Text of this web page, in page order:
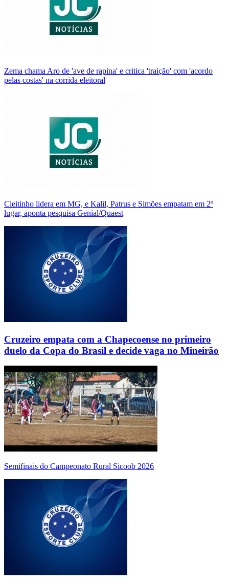
Zema chama Aro de 'ave de rapina' e critica 'traição' com 'acordo
pelas costas' na corrida eleitoral
Cleitinho lidera em MG, e Kalil, Patrus e Simões empatam em 2º
lugar, aponta pesquisa Genial/Quaest
Cruzeiro empata com a Chapecoense no primeiro
duelo da Copa do Brasil e decide vaga no Mineirão
Semifinais do Campeonato Rural Sicoob 2026